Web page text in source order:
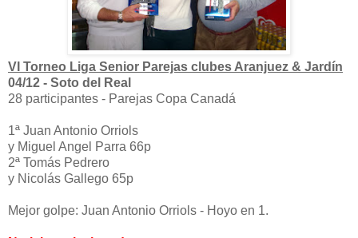
VI Torneo Liga Senior Parejas clubes Aranjuez & Jardín
04/12 - Soto del Real
28 participantes - Parejas Copa Canadá
1ª Juan Antonio Orriols
y Miguel Angel Parra 66p
2ª Tomás Pedrero
y Nicolás Gallego 65p
Mejor golpe: Juan Antonio Orriols - Hoyo en 1.